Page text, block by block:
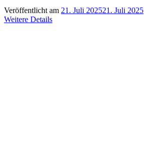
Veröffentlicht am 21. Juli 202521. Juli 2025
Weitere Details